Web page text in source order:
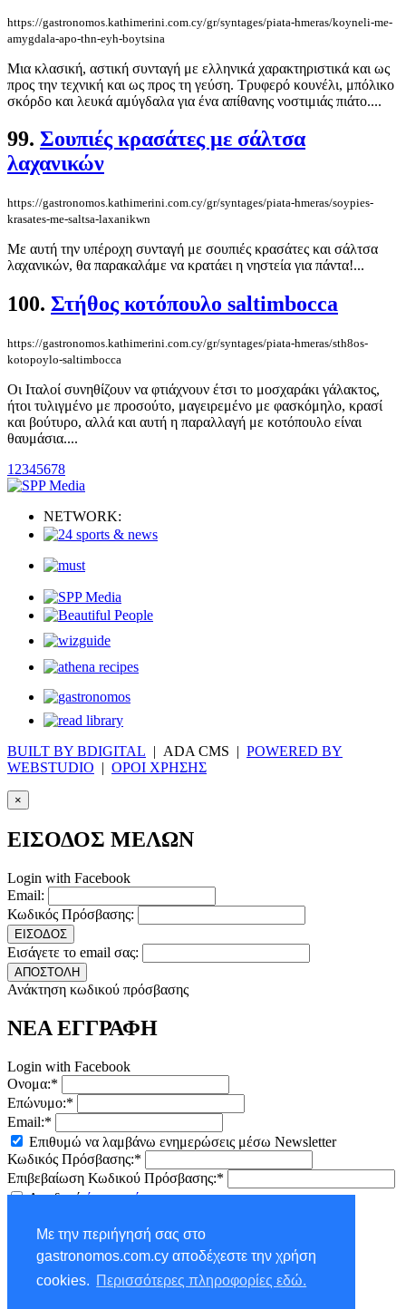
Με την περιήγησή σας στο
gastronomos.com.cy αποδέχεστε την χρήση
cookies. Περισσότερες πληροφορίες εδώ.
https://gastronomos.kathimerini.com.cy/gr/syntages/piata-hmeras/koyneli-me-
amygdala-apo-thn-eyh-boytsina
Μια κλασική, αστική συνταγή με ελληνικά χαρακτηριστικά και ως
προς την τεχνική και ως προς τη γεύση. Τρυφερό κουνέλι, μπόλικο
σκόρδο και λευκά αμύγδαλα για ένα απίθανης νοστιμιάς πιάτο....
99. Σουπιές κρασάτες με σάλτσα
λαχανικών
https://gastronomos.kathimerini.com.cy/gr/syntages/piata-hmeras/soypies-
krasates-me-saltsa-laxanikwn
Με αυτή την υπέροχη συνταγή με σουπιές κρασάτες και σάλτσα
λαχανικών, θα παρακαλάμε να κρατάει η νηστεία για πάντα!...
100. Στήθος κοτόπουλο saltimbocca
https://gastronomos.kathimerini.com.cy/gr/syntages/piata-hmeras/sth8os-
kotopoylo-saltimbocca
Οι Ιταλοί συνηθίζουν να φτιάχνουν έτσι το μοσχαράκι γάλακτος,
ήτοι τυλιγμένο με προσούτο, μαγειρεμένο με φασκόμηλο, κρασί
και βούτυρο, αλλά και αυτή η παραλλαγή με κοτόπουλο είναι
θαυμάσια....
1 2345678
NETWORK:
BUILT BY BDIGITAL | ADA CMS | POWERED BY
WEBSTUDIO | ΟΡΟΙ ΧΡΗΣΗΣ
×
ΕΙΣΟΔΟΣ ΜΕΛΩΝ
Login with Facebook
Email:
Κωδικός Πρόσβασης:
ΕΙΣΟΔΟΣ
Εισάγετε το email σας:
ΑΠΟΣΤΟΛΗ
Ανάκτηση κωδικού πρόσβασης
ΝΕΑ ΕΓΓΡΑΦΗ
Login with Facebook
Ονομα:*
Επώνυμο:*
Email:*
Επιθυμώ να λαμβάνω ενημερώσεις μέσω Newsletter
Κωδικός Πρόσβασης:*
Επιβεβαίωση Κωδικού Πρόσβασης:*
Αποδοχήόρων χρήσης
NEWSLETTER - ΕΓΓΡΑΦΗ